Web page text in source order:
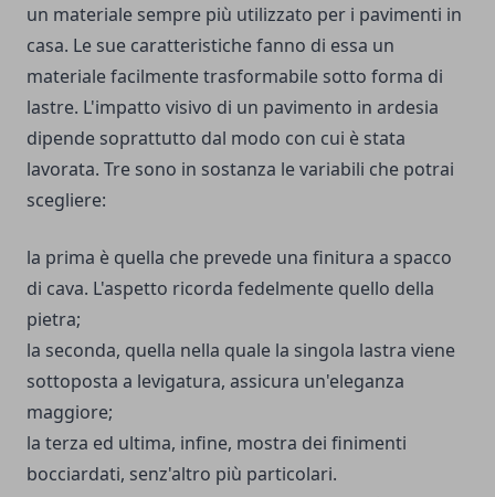
un materiale sempre più utilizzato per i pavimenti in
casa. Le sue caratteristiche fanno di essa un
materiale facilmente trasformabile sotto forma di
lastre. L'impatto visivo di un pavimento in ardesia
dipende soprattutto dal modo con cui è stata
lavorata. Tre sono in sostanza le variabili che potrai
scegliere:
la prima è quella che prevede una finitura a spacco
di cava. L'aspetto ricorda fedelmente quello della
pietra;
la seconda, quella nella quale la singola lastra viene
sottoposta a levigatura, assicura un'eleganza
maggiore;
la terza ed ultima, infine, mostra dei finimenti
bocciardati, senz'altro più particolari.